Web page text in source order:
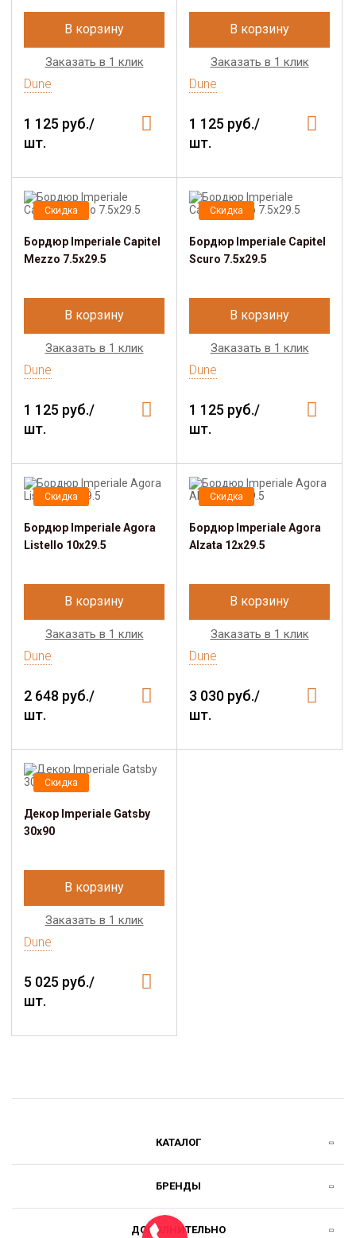
В корзину
Заказать в 1 клик
Dune
1 125 руб./
шт.
В корзину
Заказать в 1 клик
Dune
1 125 руб./
шт.
Скидка
Бордюр Imperiale Capitel
Mezzo 7.5x29.5
В корзину
Заказать в 1 клик
Dune
1 125 руб./
шт.
Скидка
Бордюр Imperiale Capitel
Scuro 7.5x29.5
В корзину
Заказать в 1 клик
Dune
1 125 руб./
шт.
Скидка
Бордюр Imperiale Agora
Listello 10x29.5
В корзину
Заказать в 1 клик
Dune
2 648 руб./
шт.
Скидка
Бордюр Imperiale Agora
Alzata 12x29.5
В корзину
Заказать в 1 клик
Dune
3 030 руб./
шт.
Скидка
Декор Imperiale Gatsby
30x90
В корзину
Заказать в 1 клик
Dune
5 025 руб./
шт.
КАТАЛОГ
БРЕНДЫ
ДОПОЛНИТЕЛЬНО